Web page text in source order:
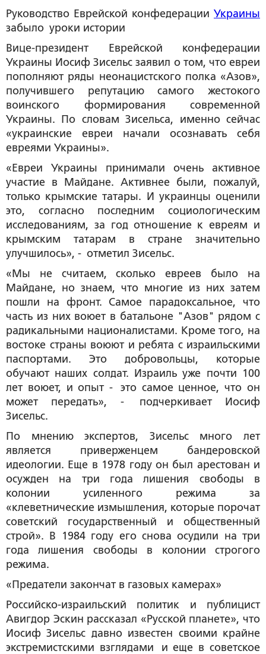
Руководство Еврейской конфедерации Украины
забыло уроки истории
Вице-президент Еврейской конфедерации
Украины Иосиф Зисельс заявил о том, что евреи
пополняют ряды неонацистского полка «Азов»,
получившего репутацию самого жестокого
воинского формирования современной
Украины. По словам Зисельса, именно сейчас
«украинские евреи начали осознавать себя
евреями Украины».
«Евреи Украины принимали очень активное
участие в Майдане. Активнее были, пожалуй,
только крымские татары. И украинцы оценили
это, согласно последним социологическим
исследованиям, за год отношение к евреям и
крымским татарам в стране значительно
улучшилось», - отметил Зисельс.
«Мы не считаем, сколько евреев было на
Майдане, но знаем, что многие из них затем
пошли на фронт. Самое парадоксальное, что
часть из них воюет в батальоне "Азов" рядом с
радикальными националистами. Кроме того, на
востоке страны воюют и ребята с израильскими
паспортами. Это добровольцы, которые
обучают наших солдат. Израиль уже почти 100
лет воюет, и опыт - это самое ценное, что он
может передать», - подчеркивает Иосиф
Зисельс.
По мнению экспертов, Зисельс много лет
является приверженцем бандеровской
идеологии. Еще в 1978 году он был арестован и
осужден на три года лишения свободы в
колонии усиленного режима за
«клеветнические измышления, которые порочат
советский государственный и общественный
строй». В 1984 году его снова осудили на три
года лишения свободы в колонии строгого
режима.
«Предатели закончат в газовых камерах»
Российско-израильский политик и публицист
Авигдор Эскин рассказал «Русской планете», что
Иосиф Зисельс давно известен своими крайне
экстремистскими взглядами и еще в советское